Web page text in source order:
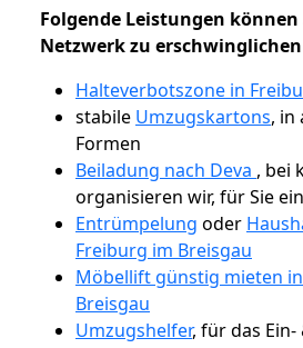
Folgende Leistungen können
Netzwerk zu
Halteverbotszone in
stabile Umzugskartons, in
Formen
Beiladung nach Deva , bei
organisieren wir, für Sie
Entrümpelung oder
Freiburg im Breisgau
Möbellift günstig mieten
Breisgau
Umzugshelfer, für das Ein-